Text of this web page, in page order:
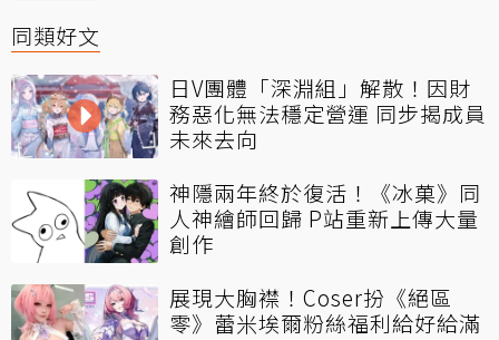
同類好文
日V團體「深淵組」解散！因財
務惡化無法穩定營運 同步揭成員
未來去向
神隱兩年終於復活！《冰菓》同
人神繪師回歸 P站重新上傳大量
創作
展現大胸襟！Coser扮《絕區
零》蕾米埃爾粉絲福利給好給滿